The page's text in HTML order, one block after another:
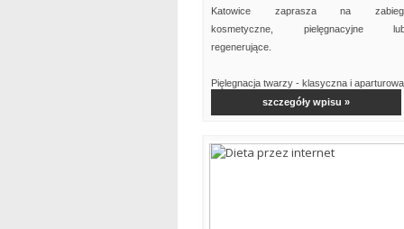
Katowice zaprasza na
kosmetyczne, pielęgnacyjne
regenerujące.
Pięlegnacja twarzy - klasyczna i aparturowa
szczegóły wpisu »